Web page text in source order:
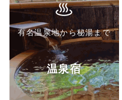
有名温泉地から秘湯まで
温泉宿